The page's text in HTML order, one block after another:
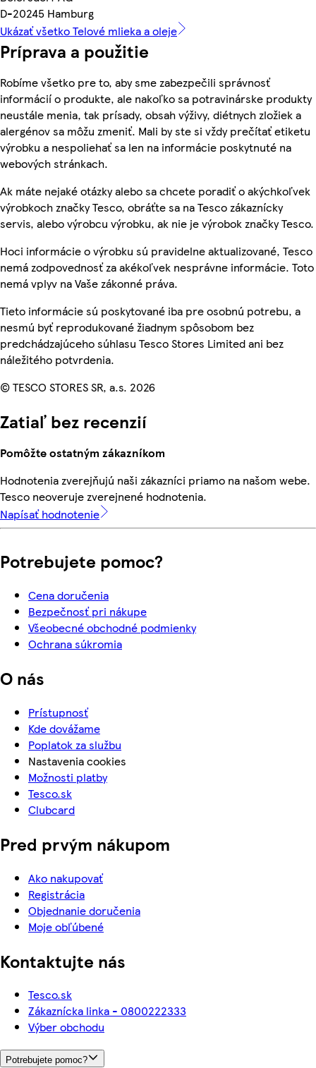
D-20245 Hamburg
Ukázať všetko Telové mlieka a oleje
Príprava a použitie
Robíme všetko pre to, aby sme zabezpečili správnosť
informácií o produkte, ale nakoľko sa potravinárske produkty
neustále menia, tak prísady, obsah výživy, diétnych zložiek a
alergénov sa môžu zmeniť. Mali by ste si vždy prečítať etiketu
výrobku a nespoliehať sa len na informácie poskytnuté na
webových stránkach.
Ak máte nejaké otázky alebo sa chcete poradiť o akýchkoľvek
výrobkoch značky Tesco, obráťte sa na Tesco zákaznícky
servis, alebo výrobcu výrobku, ak nie je výrobok značky Tesco.
Hoci informácie o výrobku sú pravidelne aktualizované, Tesco
nemá zodpovednosť za akékoľvek nesprávne informácie. Toto
nemá vplyv na Vaše zákonné práva.
Tieto informácie sú poskytované iba pre osobnú potrebu, a
nesmú byť reprodukované žiadnym spôsobom bez
predchádzajúceho súhlasu Tesco Stores Limited ani bez
náležitého potvrdenia.
© TESCO STORES SR, a.s. 2026
Zatiaľ bez recenzií
Pomôžte ostatným zákazníkom
Hodnotenia zverejňujú naši zákazníci priamo na našom webe.
Tesco neoveruje zverejnené hodnotenia.
Napísať hodnotenie
Potrebujete pomoc?
Cena doručenia
Bezpečnosť pri nákupe
Všeobecné obchodné podmienky
Ochrana súkromia
O nás
Prístupnosť
Kde dovážame
Poplatok za službu
Nastavenia cookies
Možnosti platby
Tesco.sk
Clubcard
Pred prvým nákupom
Ako nakupovať
Registrácia
Objednanie doručenia
Moje obľúbené
Kontaktujte nás
Tesco.sk
Zákaznícka linka - 0800222333
Výber obchodu
Potrebujete pomoc?